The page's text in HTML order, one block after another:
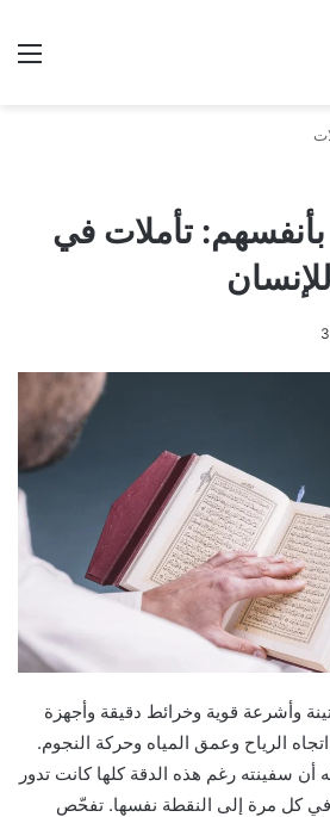
بأنفسهم: تأملات في
للإنسان
وأشرعة قوية وخرائط دقيقة وأجهزة
الرياح وعمق المياه وحركة النجوم.
أن سفينته رغم هذه الدقة كلها كانت تدور
في كل مرة إلى النقطة نفسها. تفحّص